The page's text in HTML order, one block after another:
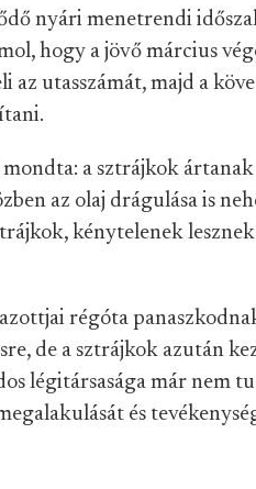
nyári menetrendi
hogy a jövő március
az utasszámát, majd a
a sztrájkok
az olaj drágulása is
kénytelenek
régóta
de a sztrájkok azután
légitársasága már nem
és